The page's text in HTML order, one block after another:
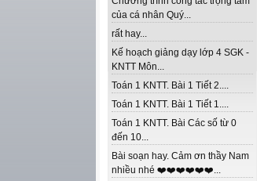
của cá nhân Quý...
rất hay...
Kế hoạch giảng dạy lớp 4 SGK -
KNTT Môn...
Toán 1 KNTT. Bài 1 Tiết 2....
Toán 1 KNTT. Bài 1 Tiết 1....
Toán 1 KNTT. Bài Các số từ 0
đến 10...
Bài soạn hay. Cảm ơn thầy Nam
nhiều nhé ❤️❤️❤️❤️❤️❤️...